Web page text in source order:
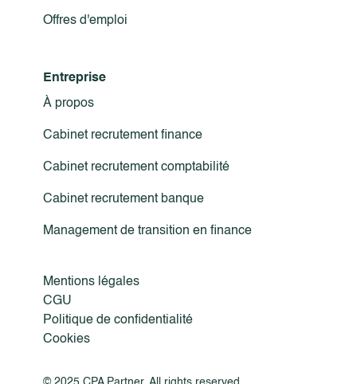
Offres d'emploi
Entreprise
À propos
Cabinet recrutement finance
Cabinet recrutement comptabilité
Cabinet recrutement banque
Management de transition en finance
Mentions légales
CGU
Politique de confidentialité
Cookies